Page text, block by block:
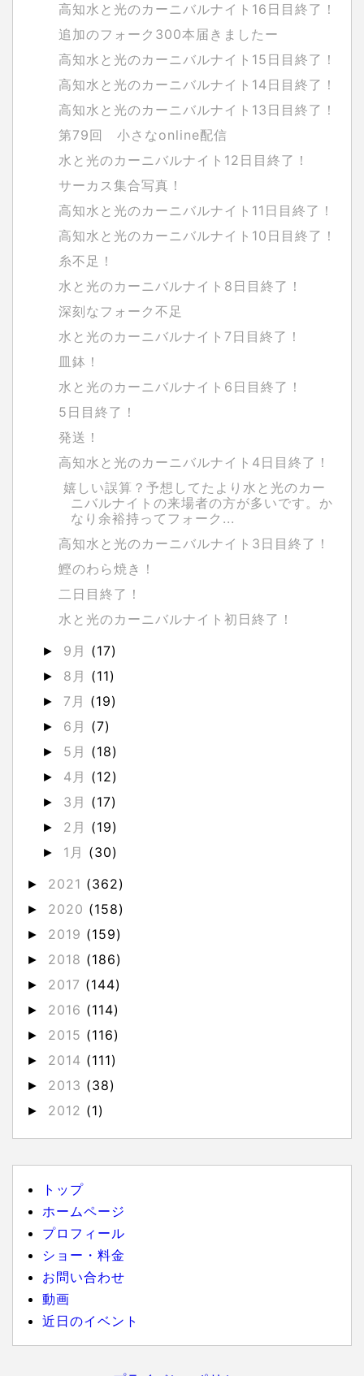
高知水と光のカーニバルナイト16日目終了！
追加のフォーク300本届きましたー
高知水と光のカーニバルナイト15日目終了！
高知水と光のカーニバルナイト14日目終了！
高知水と光のカーニバルナイト13日目終了！
第79回 小さなonline配信
水と光のカーニバルナイト12日目終了！
サーカス集合写真！
高知水と光のカーニバルナイト11日目終了！
高知水と光のカーニバルナイト10日目終了！
糸不足！
水と光のカーニバルナイト8日目終了！
深刻なフォーク不足
水と光のカーニバルナイト7日目終了！
皿鉢！
水と光のカーニバルナイト6日目終了！
5日目終了！
発送！
高知水と光のカーニバルナイト4日目終了！
嬉しい誤算？予想してたより水と光のカー
ニバルナイトの来場者の方が多いです。か
なり余裕持ってフォーク...
高知水と光のカーニバルナイト3日目終了！
鰹のわら焼き！
二日目終了！
水と光のカーニバルナイト初日終了！
► 9月 (17)
► 8月 (11)
► 7月 (19)
► 6月 (7)
► 5月 (18)
► 4月 (12)
► 3月 (17)
► 2月 (19)
► 1月 (30)
► 2021 (362)
► 2020 (158)
► 2019 (159)
► 2018 (186)
► 2017 (144)
► 2016 (114)
► 2015 (116)
► 2014 (111)
► 2013 (38)
► 2012 (1)
トップ
ホームページ
プロフィール
ショー・料金
お問い合わせ
動画
近日のイベント